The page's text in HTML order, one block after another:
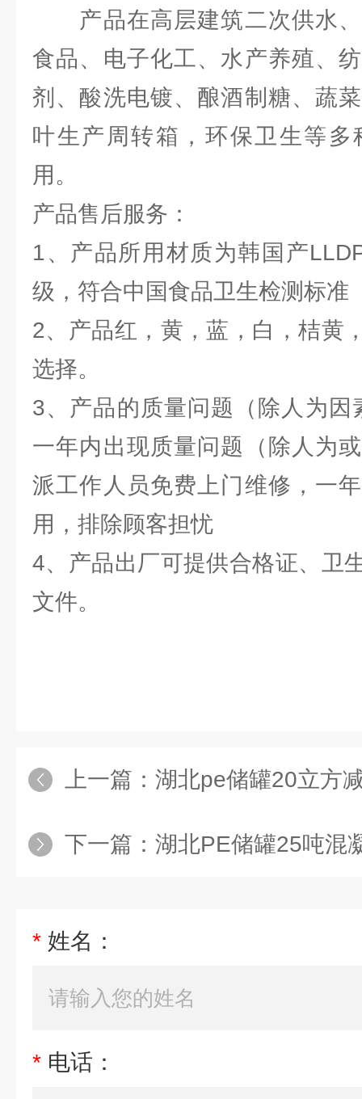
产品在高层建筑二次供水、
食品、电子化工、水产养殖、
剂、酸洗电镀、酿酒制糖、蔬
叶生产周转箱，环保卫生等
用。
产品售后服务：
1、产品所用材质为韩国产
级，符合中国食品卫生检测标准
2、产品红，黄，蓝，白，桔黄
选择。
3、产品的质量问题（除人为
一年内出现质量问题（除人为
派工作人员免费上门维修，一
用，排除顾客担忧
4、产品出厂可提供合格证、卫
文件。
上一篇： 湖北pe储罐20立方减水剂塑料
下一篇： 湖北PE储罐25吨混凝土外加
* 姓名：
* 电话：